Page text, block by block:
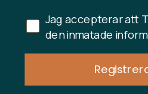
Copyright © 2024 Tibladin – Alla
Jag accepterar att
den inmatade